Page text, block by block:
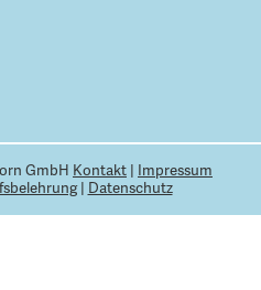
GmbH Kontakt | Impressum
| Datenschutz